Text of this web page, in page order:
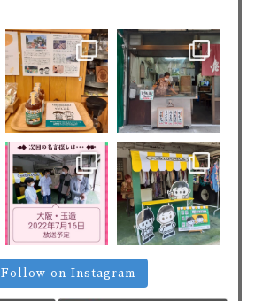
Follow on Instagram